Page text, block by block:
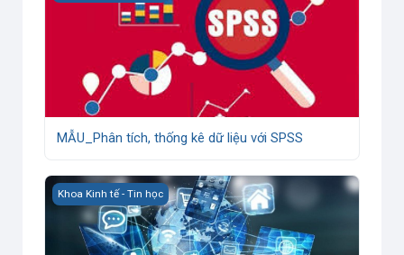
MẪU_Phân tích, thống kê dữ liệu với SPSS
Mạng máy tính
Khoa Kinh tế - Tin học